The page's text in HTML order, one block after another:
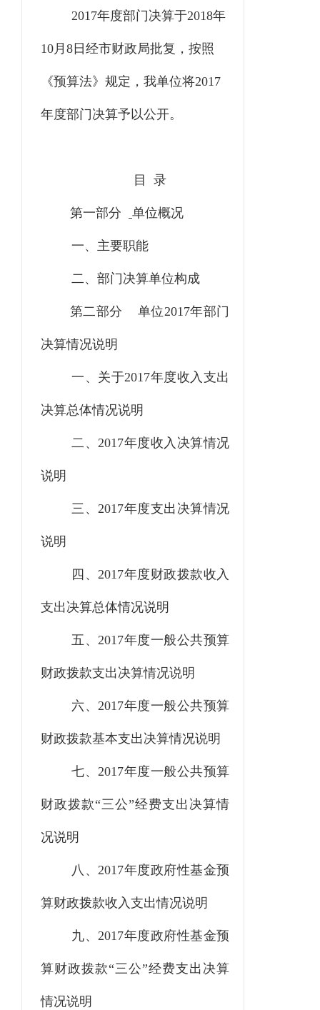
2017年度部门决算于2018年
10月8日经市财政局批复，按照
《预算法》规定，我单位将2017
年度部门决算予以公开。
目 录
第一部分 单位概况
一、主要职能
二、部门决算单位构成
第二部分 单位2017年部门
决算情况说明
一、关于2017年度收入支出
决算总体情况说明
二、 2017年度收入决算情况
说明
三、 2017年度支出决算情况
说明
四、 2017年度财政拨款收入
支出决算总体情况说明
五、 2017年度一般公共预算
财政拨款支出决算情况说明
六、 2017年度一般公共预算
财政拨款基本支出决算情况说明
七、 2017年度一般公共预算
财政拨款“三公”经费支出决算情
况说明
八、 2017年度政府性基金预
算财政拨款收入支出情况说明
九、 2017年度政府性基金预
算财政拨款“三公”经费支出决算
情况说明